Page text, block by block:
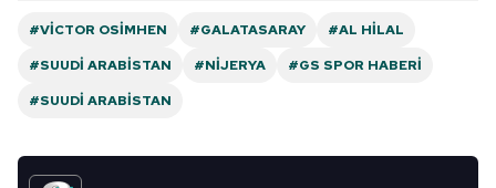
#VICTOR OSIMHEN #GALATASARAY
#AL HILAL
#SUUDI ARABISTAN
#NIJERYA
#GS SPOR HABERI
#SUUDI ARABISTAN